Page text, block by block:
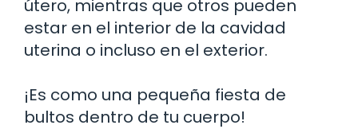
útero, mientras que otros pueden
estar en el interior de la cavidad
uterina o incluso en el exterior.
¡Es como una pequeña fiesta de
bultos dentro de tu cuerpo!